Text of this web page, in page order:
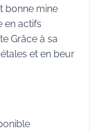
bonne mine
en actifs
Grâce à sa
et en beur